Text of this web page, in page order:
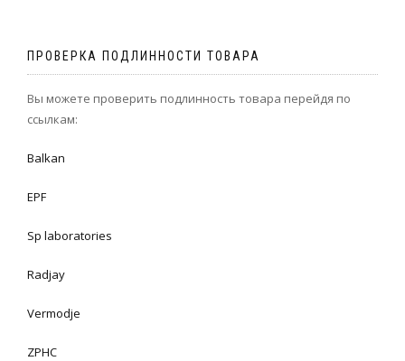
ПРОВЕРКА ПОДЛИННОСТИ ТОВАРА
Вы можете проверить подлинность товара перейдя по
ссылкам:
Balkan
EPF
Sp laboratories
Radjay
Vermodje
ZPHC